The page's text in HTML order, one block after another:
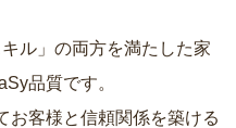
ル」の両方を満たした家
品質です。
お客様と信頼関係を築ける